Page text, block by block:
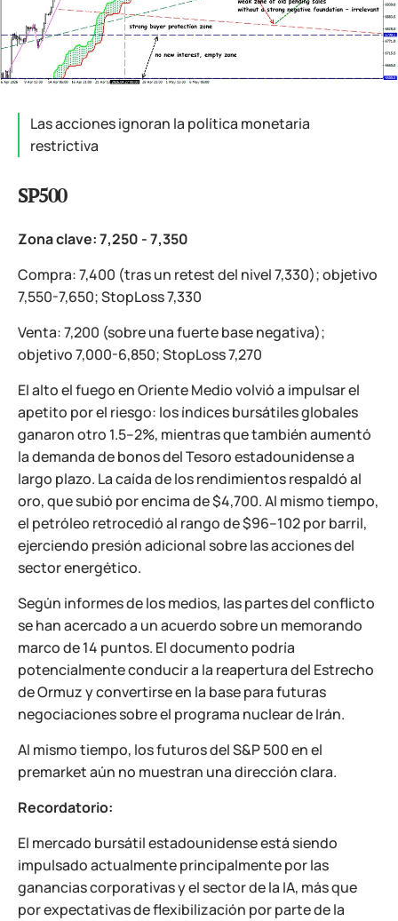
Las acciones ignoran la política monetaria
restrictiva
SP500
Zona clave: 7,250 - 7,350
Compra: 7,400 (tras un retest del nivel 7,330); objetivo
7,550-7,650; StopLoss 7,330
Venta: 7,200 (sobre una fuerte base negativa);
objetivo 7,000-6,850; StopLoss 7,270
El alto el fuego en Oriente Medio volvió a impulsar el
apetito por el riesgo: los índices bursátiles globales
ganaron otro 1.5–2%, mientras que también aumentó
la demanda de bonos del Tesoro estadounidense a
largo plazo. La caída de los rendimientos respaldó al
oro, que subió por encima de $4,700. Al mismo tiempo,
el petróleo retrocedió al rango de $96–102 por barril,
ejerciendo presión adicional sobre las acciones del
sector energético.
Según informes de los medios, las partes del conflicto
se han acercado a un acuerdo sobre un memorando
marco de 14 puntos. El documento podría
potencialmente conducir a la reapertura del Estrecho
de Ormuz y convertirse en la base para futuras
negociaciones sobre el programa nuclear de Irán.
Al mismo tiempo, los futuros del S&P 500 en el
premarket aún no muestran una dirección clara.
Recordatorio:
El mercado bursátil estadounidense está siendo
impulsado actualmente principalmente por las
ganancias corporativas y el sector de la IA, más que
por expectativas de flexibilización por parte de la